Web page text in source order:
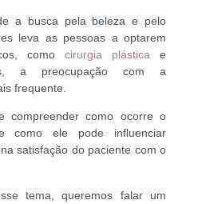
a busca pela beleza e pelo
leva as pessoas a optarem
como cirurgia plástica e
a preocupação com a
frequente.
compreender como ocorre o
como ele pode influenciar
satisfação do paciente com o
tema, queremos falar um